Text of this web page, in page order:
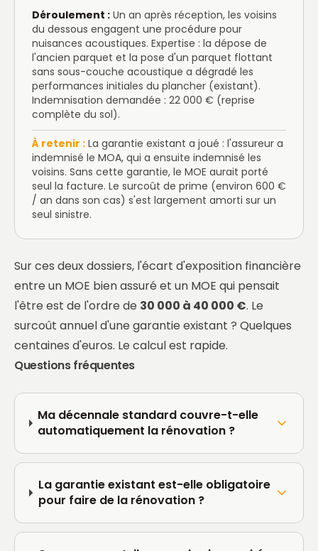
Déroulement : Un an après réception, les voisins
du dessous engagent une procédure pour
nuisances acoustiques. Expertise : la dépose de
l'ancien parquet et la pose d'un parquet flottant
sans sous-couche acoustique a dégradé les
performances initiales du plancher (existant).
Indemnisation demandée : 22 000 € (reprise
complète du sol).
À retenir : La garantie existant a joué : l'assureur a
indemnisé le MOA, qui a ensuite indemnisé les
voisins. Sans cette garantie, le MOE aurait porté
seul la facture. Le surcoût de prime (environ 600 €
/ an dans son cas) s'est largement amorti sur un
seul sinistre.
Sur ces deux dossiers, l'écart d'exposition financière
entre un MOE bien assuré et un MOE qui pensait
l'être est de l'ordre de 30 000 à 40 000 €. Le
surcoût annuel d'une garantie existant ? Quelques
centaines d'euros. Le calcul est rapide.
Questions fréquentes
Ma décennale standard couvre-t-elle
automatiquement la rénovation ?
La garantie existant est-elle obligatoire
pour faire de la rénovation ?